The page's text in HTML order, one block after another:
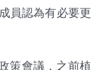
員認為有必要更
策會議，之前植